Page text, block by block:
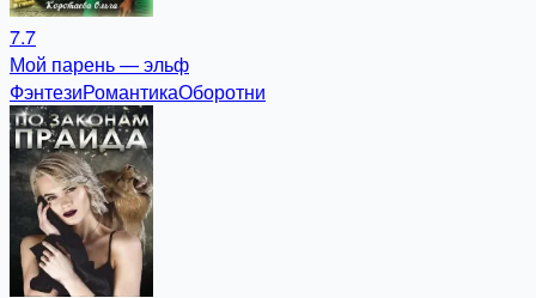
7.7
Мой парень — эльф
ФэнтезиРомантикаОборотни